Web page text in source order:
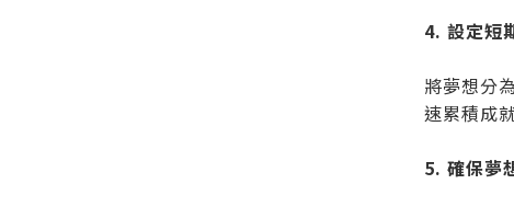
4. 設定短
將夢想分
速累積成
5. 確保夢